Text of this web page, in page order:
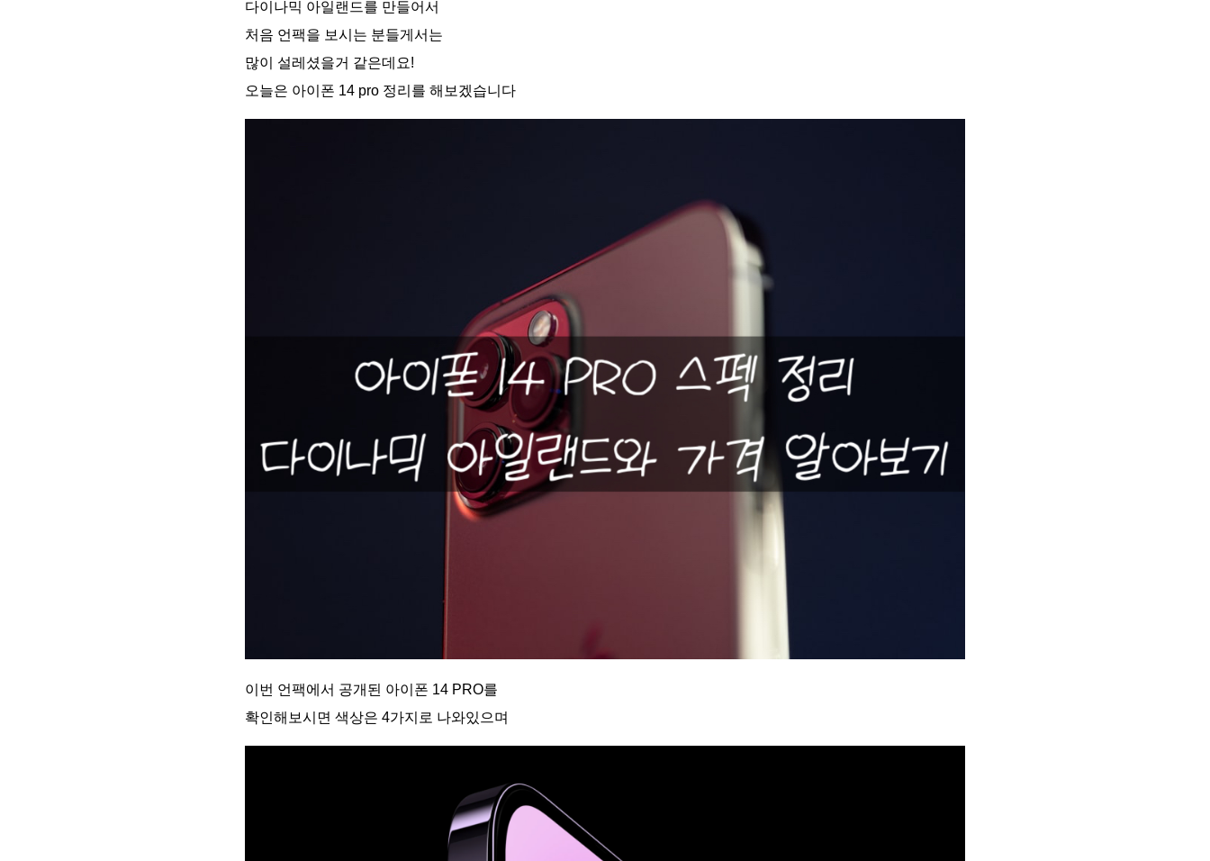
다이나믹 아일랜드를 만들어서
처음 언팩을 보시는 분들게서는
많이 설레셨을거 같은데요!
오늘은 아이폰 14 pro 정리를 해보겠습니다
이번 언팩에서 공개된 아이폰 14 PRO를
확인해보시면 색상은 4가지로 나와있으며